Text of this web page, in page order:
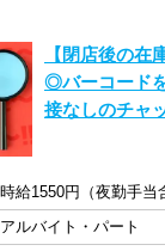
【閉店後の在
◎バーコード
接なしのチャ
アルバイト・パート